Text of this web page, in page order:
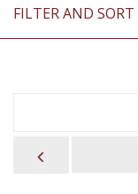
FILTER AND SORT